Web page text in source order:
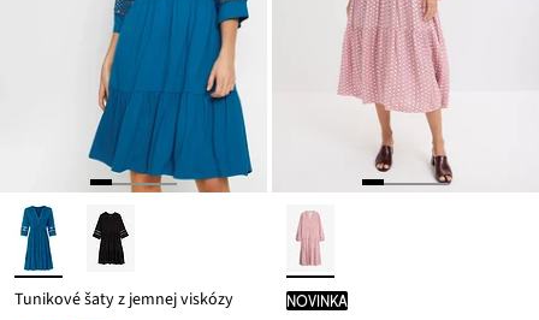
Tunikové šaty z jemnej viskózy novinka